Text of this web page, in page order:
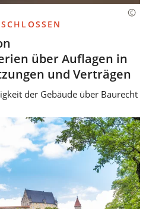
über Auflagen in
und Verträgen
der Gebäude über Baurecht